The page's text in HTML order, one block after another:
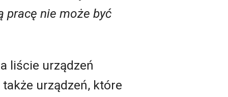
pracę nie może być
liście urządzeń
urządzeń, które